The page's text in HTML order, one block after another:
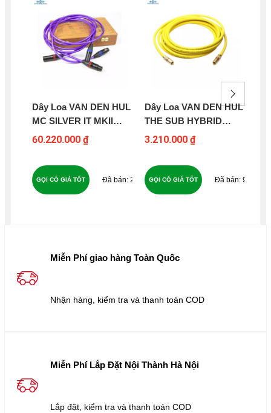
Dây Loa VAN DEN HUL
MC SILVER IT MKII
BALANCED XLR (1M)
60.220.000 ₫
22
GỌI CÓ GIÁ TỐT
Dây Loa VAN DEN HUL
THE SUB HYBRID
(HALOGEN FREE) (1M)
3.210.000 ₫
90
GỌI CÓ GIÁ TỐT
Miễn Phí giao hàng Toàn Quốc
Nhận hàng, kiểm tra và thanh toán COD
Miễn Phí Lắp Đặt Nội Thành Hà Nội
Lắp đặt, kiểm tra và thanh toán COD